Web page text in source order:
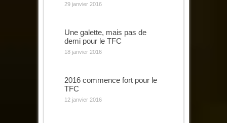
29 janvier 2016
Une galette, mais pas de
demi pour le TFC
18 janvier 2016
2016 commence fort pour le
TFC
12 janvier 2016